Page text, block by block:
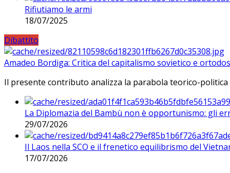
Rifiutiamo le armi
18/07/2025
Dibattito
Amadeo Bordiga: Critica del capitalismo sovietico e
Il presente contributo analizza la parabola teorico-
La Diplomazia del Bambù non è opportunismo: gli
29/07/2026
Il Laos nella SCO e il frenetico equilibrismo del
17/07/2026